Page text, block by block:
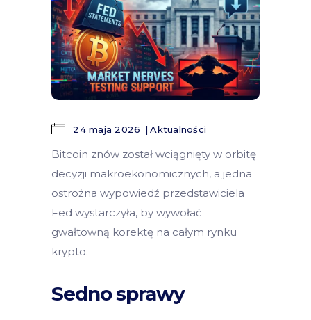
24 maja 2026 Aktualności
Bitcoin znów został wciągnięty w orbitę
decyzji makroekonomicznych, a jedna
ostrożna wypowiedź przedstawiciela
Fed wystarczyła, by wywołać
gwałtowną korektę na całym rynku
krypto.
Sedno sprawy